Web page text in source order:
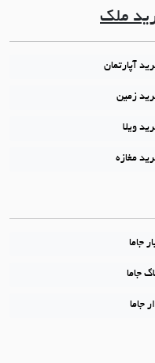
ملک
آپارتمان
زمین
ویلا
مغازه
جاما
جاما
جاما